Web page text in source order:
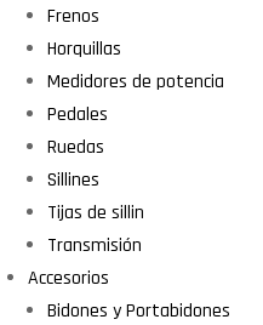
Frenos
Horquillas
Medidores de potencia
Pedales
Ruedas
Sillines
Tijas de sillin
Transmisión
Accesorios
Bidones y Portabidones